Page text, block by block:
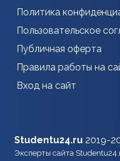
Политика
Пользовательское
Публичная оферта
Правила работы на
Вход на сайт
Studentu24.ru 2019-
Эксперты сайта